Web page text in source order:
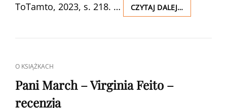
ToTamto, 2023, s. 218. …
CZYTAJ DALEJ…CO
NAM
NIEBO
CAT
LINKS
O KSIĄŻKACH
Pani March – Virginia Feito –
recenzja